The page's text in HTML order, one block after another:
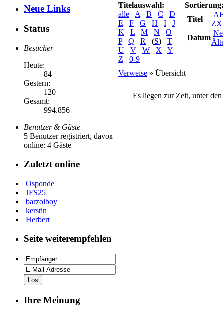
Neue Links
Status
Besucher
Heute:
84
Gestern:
120
Gesamt:
994.856
Benutzer & Gäste
5 Benutzer registriert, davon
online: 4 Gäste
Zuletzt online
Osponde
JFS25
barzoiboy
kerstin
Herbert
Seite weiterempfehlen
Ihre Meinung
Titelauswahl:
alle
A B C
D
E
F G H I
J
K
L M N
O
P
Q R (S)
T
U
V W X
Y
Z
0-9
Sortierung:
Titel
Datum
Verweise » Übersicht
Es liegen zur Zeit, unter